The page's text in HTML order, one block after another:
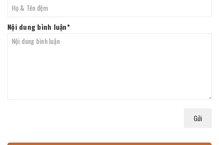
Nội dung bình luận*
Gửi